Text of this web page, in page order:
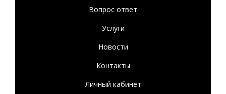
Вопрос ответ
Услуги
Новости
Контакты
Личный кабинет